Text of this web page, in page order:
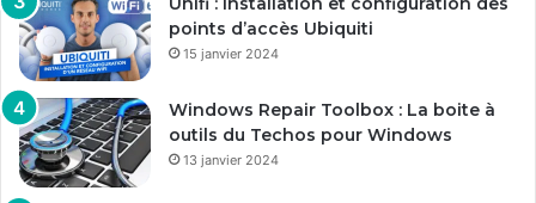
points d’accès Ubiquiti
15 janvier 2024
Windows Repair Toolbox : La boite à
outils du Techos pour Windows
13 janvier 2024